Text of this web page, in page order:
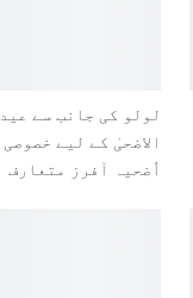
لولو کی جانب سے عید
الاضحیٰ کے لیے خصوصی
اُضحیہ آفرز متعارف